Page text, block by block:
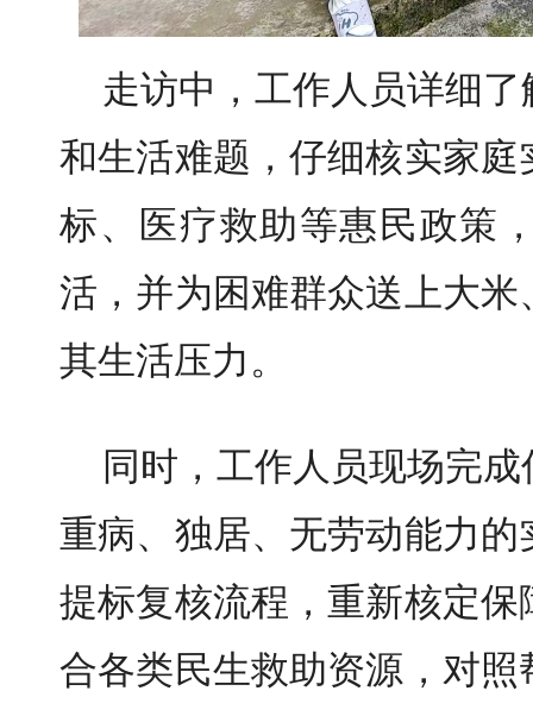
走访中，工作人员详细
和生活难题，仔细核实家
标、医疗救助等惠民政策
活，并为困难群众送上大
其生活压力。
同时，工作人员现场完
重病、独居、无劳动能力
提标复核流程，重新核定
合各类民生救助资源，对